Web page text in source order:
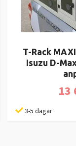
T-Rack
Isuzu D-
13
3-5 dagar